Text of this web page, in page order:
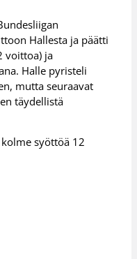
Hallesta ja päätti
voittoa) ja
Halle pyristeli
mutta seuraavat
täydellistä
syöttöä 12